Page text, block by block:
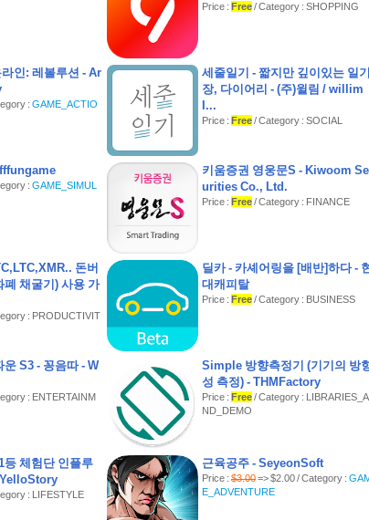
- 신한/삼성/NH/BC 선불마드 잔액 조회가 가능합니다.
□ 긴급재난지원금 사용처 MAP
□ 긴급재난지원금 지자체별 지역사랑상품권,선불카드 신청 페이지 안내
- 지자체별 지역사랑상품권,선불카드 링크를 제공합니다.
이 앱은 공공누리 제1유형 (출처표시, 상업적 이용 가능, 변경 가능) 자료를
사용하여 제작되었으며, 개인이 만든 어플리케이션입니다. 이 앱은 정부 또
는 정치 기관을 대표하지 않습니다.
★★ 긴급재난지원금 신청 방법 사용처를 '전국민 긴급재난지원금 사용안
서'를 통해서 모두 알아보세요 ★★
Price : Free/ Category : SHOPPING
인: 레볼루션 - Ar
: GAME_ACTIO
세줄일기 - 짧지만 깊이있는 일기
장, 다이어리 - (주)윌림 / willim
I...
Price : Free/ Category : SOCIAL
: GAME_SIMUL
키움증권 영웅문S - Kiwoom
urities Co., Ltd.
Price : Free/ Category : FINANCE
돈버
폐 채굴기) 사용 가
: PRODUCTIVIT
딜카 - 카셰어링을 [배반]하다 -
대캐피탈
Price : Free/ Category : BUSINESS
운 S3 - 꽁음따 - W
: ENTERTAINM
Simple 방향측정기 (기기의 방
성 측정) - THMFactory
Price : Free/ Category : LIBRARIES_A
ND_DEMO
등 체험단 인플루
: LIFESTYLE
근육공주 - SeyeonSoft
Price : $3.00=> $2.00 / Category :
E_ADVENTURE